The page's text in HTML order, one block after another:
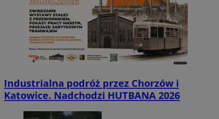
Industrialna podróż przez Chorzów i
Katowice. Nadchodzi HUTBANA 2026